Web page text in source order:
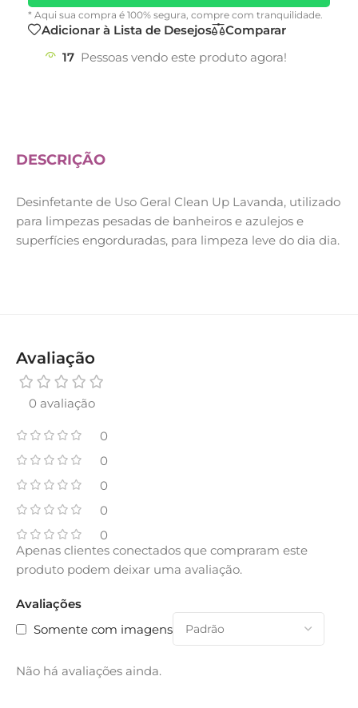
* Aqui sua compra é 100% segura, compre com tranquilidade.
Adicionar à Lista de Desejos
Comparar
17 Pessoas vendo este produto agora!
DESCRIÇÃO
Desinfetante de Uso Geral Clean Up Lavanda, utilizado
para limpezas pesadas de banheiros e azulejos e
superfícies engorduradas, para limpeza leve do dia dia.
Avaliação
0 avaliação
0
0
0
0
0
Avaliações
Somente com imagens
Não há avaliações ainda.
Apenas clientes conectados que compraram este
produto podem deixar uma avaliação.